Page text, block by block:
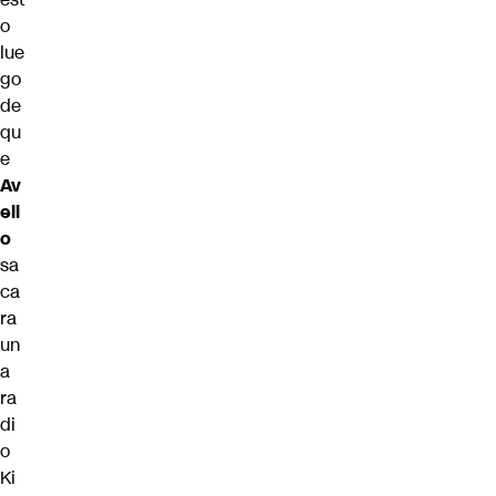
o
lue
go
de
qu
e
Av
ell
o
sa
ca
ra
un
a
ra
di
o
Ki